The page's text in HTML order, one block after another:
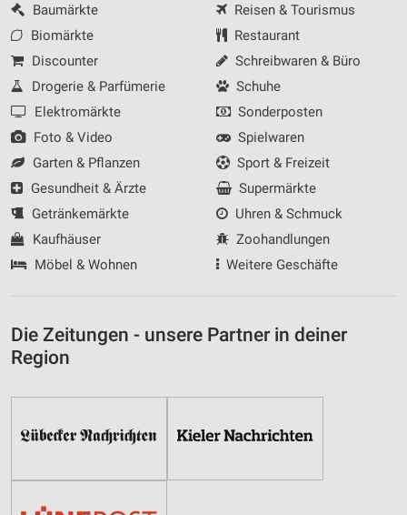
Baumärkte
Biomärkte
Discounter
Drogerie & Parfümerie
Elektromärkte
Foto & Video
Garten & Pflanzen
Gesundheit & Ärzte
Getränkemärkte
Kaufhäuser
Möbel & Wohnen
Reisen & Tourismus
Restaurant
Schreibwaren & Büro
Schuhe
Sonderposten
Spielwaren
Sport & Freizeit
Supermärkte
Uhren & Schmuck
Zoohandlungen
Weitere Geschäfte
Die Zeitungen - unsere Partner in deiner
Region